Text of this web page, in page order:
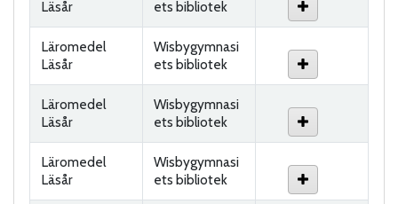
Läsår
ets bibliotek
Läromedel
Läsår
Wisbygymnasi
ets bibliotek
Läromedel
Läsår
Wisbygymnasi
ets bibliotek
Läromedel
Läsår
Wisbygymnasi
ets bibliotek